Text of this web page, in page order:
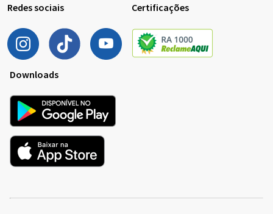
Redes sociais Certificações
Downloads